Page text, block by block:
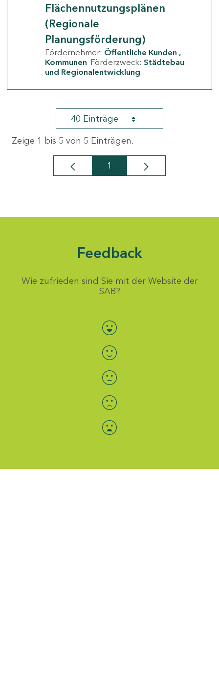
Flächennutzungsplänen
(Regionale
Planungsförderung)
Fördernehmer: Öffentliche Kunden
Kommunen Förderzweck: Städtebau
und Regionalentwicklung
40 Einträge
Zeige 1 bis 5 von 5 Einträgen.
Seite
1
Feedback
Wie zufrieden sind Sie mit der Website der
SAB?
Bewertung auswählen